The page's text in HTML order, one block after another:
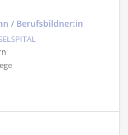
/ Berufsbildner:in